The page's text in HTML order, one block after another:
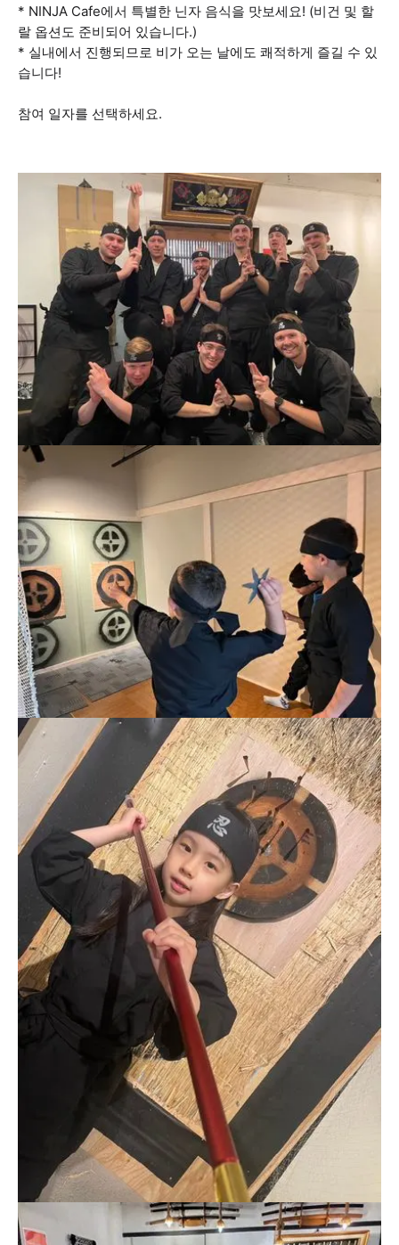
* NINJA Cafe에서 특별한 닌자 음식을 맛보세요! (비건 및 할
랄 옵션도 준비되어 있습니다.)
* 실내에서 진행되므로 비가 오는 날에도 쾌적하게 즐길 수 있
습니다!
참여 일자를 선택하세요.